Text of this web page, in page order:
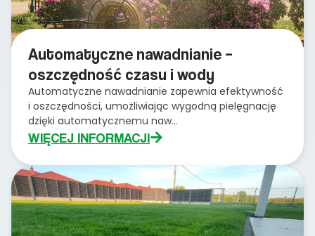
Automatyczne nawadnianie –
oszczędność czasu i wody
Automatyczne nawadnianie zapewnia efektywność
i oszczędności, umożliwiając wygodną pielęgnację
dzięki automatycznemu naw...
WIĘCEJ INFORMACJI